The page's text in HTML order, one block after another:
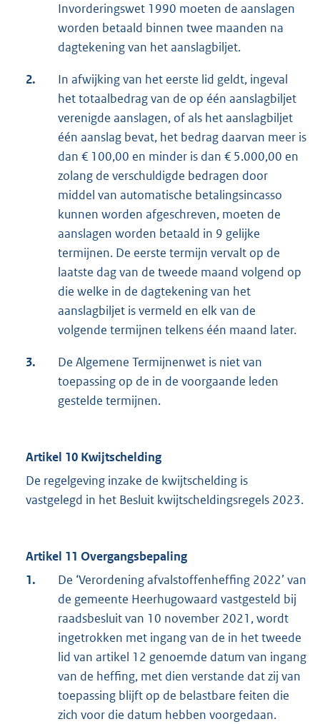
Invorderingswet 1990 moeten de aanslagen
worden betaald binnen twee maanden na
dagtekening van het aanslagbiljet.
2.
In afwijking van het eerste lid geldt, ingeval
het totaalbedrag van de op één aanslagbiljet
verenigde aanslagen, of als het aanslagbiljet
één aanslag bevat, het bedrag daarvan meer is
dan € 100,00 en minder is dan € 5.000,00 en
zolang de verschuldigde bedragen door
middel van automatische betalingsincasso
kunnen worden afgeschreven, moeten de
aanslagen worden betaald in 9 gelijke
termijnen. De eerste termijn vervalt op de
laatste dag van de tweede maand volgend op
die welke in de dagtekening van het
aanslagbiljet is vermeld en elk van de
volgende termijnen telkens één maand later.
3.
De Algemene Termijnenwet is niet van
toepassing op de in de voorgaande leden
gestelde termijnen.
Artikel 10 Kwijtschelding
De regelgeving inzake de kwijtschelding is
vastgelegd in het Besluit kwijtscheldingsregels 2023.
Artikel 11 Overgangsbepaling
1.
De ‘Verordening afvalstoffenheffing 2022’ van
de gemeente Heerhugowaard vastgesteld bij
raadsbesluit van 10 november 2021, wordt
ingetrokken met ingang van de in het tweede
lid van artikel 12 genoemde datum van ingang
van de heffing, met dien verstande dat zij van
toepassing blijft op de belastbare feiten die
zich voor die datum hebben voorgedaan.